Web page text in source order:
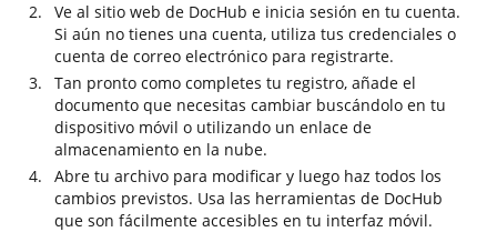
Ve al sitio web de DocHub e inicia sesión en tu cuenta.
Si aún no tienes una cuenta, utiliza tus credenciales o
cuenta de correo electrónico para registrarte.
Tan pronto como completes tu registro, añade el
documento que necesitas cambiar buscándolo en tu
dispositivo móvil o utilizando un enlace de
almacenamiento en la nube.
Abre tu archivo para modificar y luego haz todos los
cambios previstos. Usa las herramientas de DocHub
que son fácilmente accesibles en tu interfaz móvil.